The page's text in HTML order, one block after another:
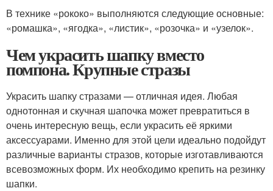
В технике «рококо» выполняются следующие основные:
«ромашка», «ягодка», «листик», «розочка» и «узелок».
Чем украсить шапку вместо
помпона. Крупные стразы
Украсить шапку стразами — отличная идея. Любая
однотонная и скучная шапочка может превратиться в
очень интересную вещь, если украсить её яркими
аксессуарами. Именно для этой цели идеально подойдут
различные варианты стразов, которые изготавливаются
всевозможных форм. Их необходимо крепить на резинку
шапки.